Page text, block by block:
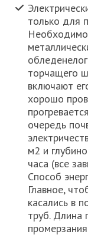
только для
Необходимо
торчащего
включают
хорошо
очередь
м2 и
часа (все
Способ
Главное,
касались в
труб. Длина